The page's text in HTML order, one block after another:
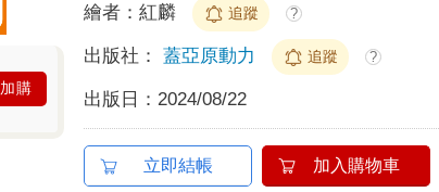
加購
繪者：紅麟 追蹤 ?
出版社： 蓋亞原動力 追蹤 ?
出版日： 2024/08/22
立即結帳 加入購物車